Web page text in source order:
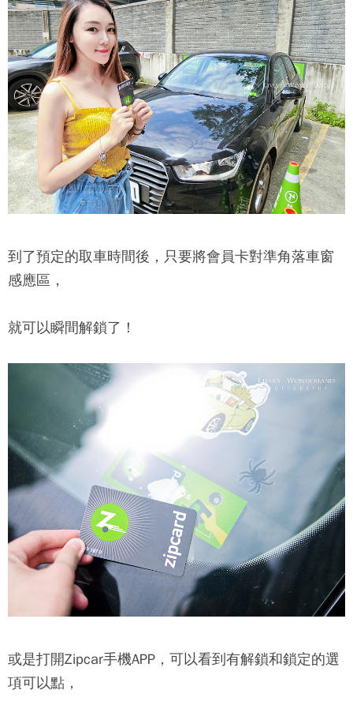
到了預定的取車時間後，只要將會員卡對準角落車窗
感應區，
就可以瞬間解鎖了！
或是打開Zipcar手機APP，可以看到有解鎖和鎖定的選
項可以點，